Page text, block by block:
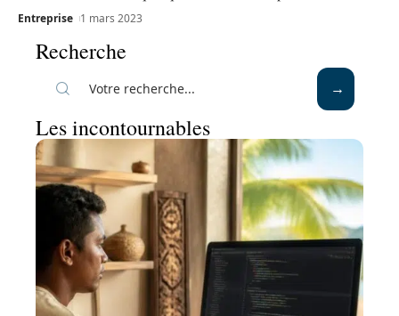
Entreprise 1 mars 2023
Recherche
Les incontournables